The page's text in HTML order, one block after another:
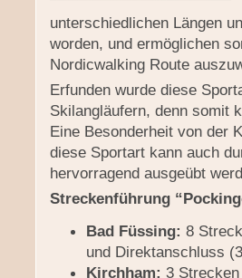
unterschiedlichen Längen
worden, und ermöglichen
Nordicwalking Route
Erfunden wurde diese
Skilangläufern, denn somit
Eine Besonderheit von der
diese Sportart kann auch
hervorragend ausgeübt
Streckenführung
Bad Füssing: 8
und Direktanschluss
Kirchham: 3